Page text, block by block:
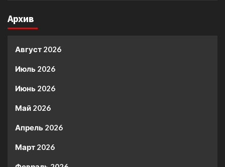
Архив
Август 2026
Июль 2026
Июнь 2026
Май 2026
Апрель 2026
Март 2026